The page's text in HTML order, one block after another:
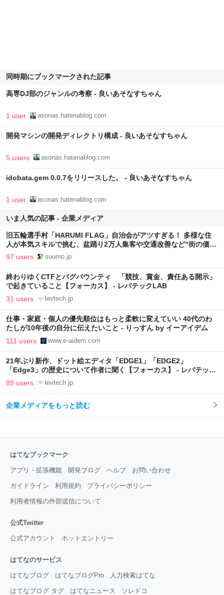
同時期にブックマークされた記事
高専DJ部のジャンルの考察 - 良いあそなすちゃん
1 user asonas.hatenablog.com
開発マシンの開発ディレクトリ構成 - 良いあそなすちゃん
5 users asonas.hatenablog.com
idobata.gem 0.0.7をリリースした。 - 良いあそなすちゃん
1 user asonas.hatenablog.com
いま人気の記事 - 企業メディア
旧五輪選手村「HARUMI FLAG」自治会がアツすぎる！ 多様な住
人が本気スキルで挑む、盆踊り2万人集客や交通改善など“街の価値
向上”戦略 東京・中央区
97 users suumo.jp
終わりゆくCTFとバグバウンティ 「競技、賞金、責任ある開示」
で起きていること【フォーカス】 - レバテックLAB
31 users levtech.jp
仕事・家庭・個人の優先順位はもっと柔軟に変えていい 40代のわ
たしが10年後の自分に伝えたいこと - りっすん by イーアイデム
111 users www.e-aidem.com
21年ぶり新作、ドット絵エディタ「EDGE1」「EDGE2」
「Edge3」の歴史について作者に聞く【フォーカス】 - レバテック
LAB
89 users levtech.jp
企業メディアをもっと読む
はてなブックマーク
アプリ・拡張機能 開発ブログ ヘルプ お問い合わせ
ガイドライン 利用規約 プライバシーポリシー
利用者情報の外部送信について
公式Twitter
公式アカウント ホットエントリー
はてなのサービス
はてなブログ はてなブログPro 人力検索はてな
はてなブログ タグ はてなニュース ソレドコ